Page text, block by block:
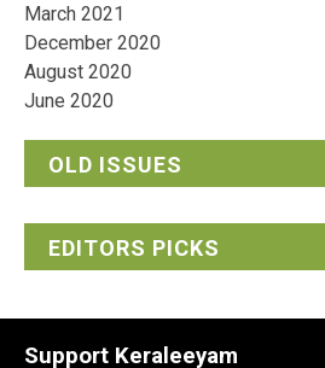
March 2021
December 2020
August 2020
June 2020
OLD ISSUES
EDITORS PICKS
Support Keraleeyam